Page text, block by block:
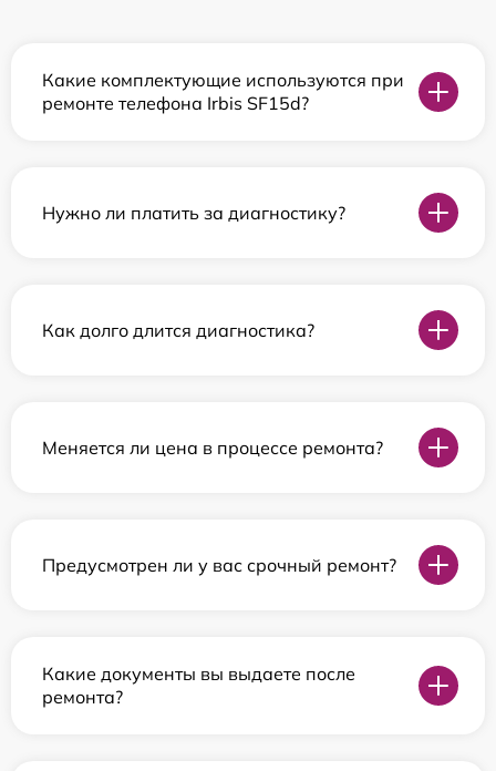
Какие комплектующие используются при
ремонте телефона Irbis SF15d?
Нужно ли платить за диагностику?
Как долго длится диагностика?
Меняется ли цена в процессе ремонта?
Предусмотрен ли у вас срочный ремонт?
Какие документы вы выдаете после
ремонта?